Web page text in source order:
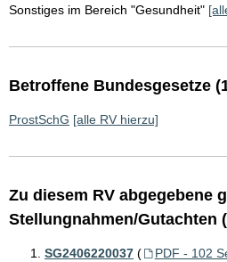
Sonstiges im Bereich "Gesundheit"
Betroffene Bundesgesetze
ProstSchG [alle RV hierzu]
Zu diesem RV abgegebene
Stellungnahmen/Gutachten
SG2406220037 ( PDF - 102